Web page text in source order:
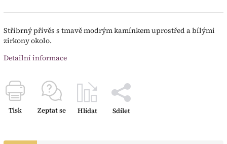
Stříbrný přívěs s tmavě modrým kamínkem uprostřed a bílými
zirkony okolo.
Detailní informace
Tisk Zeptat se Hlídat Sdílet